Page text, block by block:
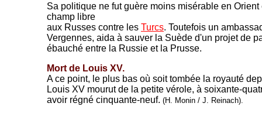
Sa politique ne fut guère moins misérable en
champ libre
aux Russes contre les Turcs. Toutefois un
Vergennes, aida à sauver la Suède d'un projet de
ébauché entre la Russie et la Prusse.
Mort de Louis XV.
A ce point, le plus bas où soit tombée la royauté
Louis XV mourut de la petite vérole, à soixante-
avoir régné cinquante-neuf. (H. Monin / J. Reinach).